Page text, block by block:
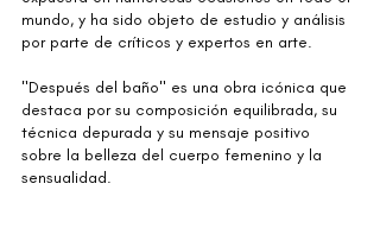
mundo, y ha sido objeto de estudio y análisis
por parte de críticos y expertos en arte.
"Después del baño" es una obra icónica que
destaca por su composición equilibrada, su
técnica depurada y su mensaje positivo
sobre la belleza del cuerpo femenino y la
sensualidad.